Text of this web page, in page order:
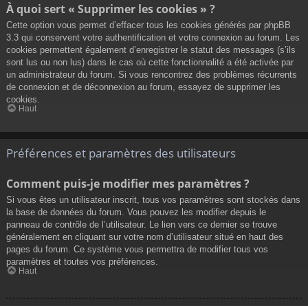
À quoi sert « Supprimer les cookies » ?
Cette option vous permet d’effacer tous les cookies générés par phpBB
3.3 qui conservent votre authentification et votre connexion au forum. Les
cookies permettent également d’enregistrer le statut des messages (s’ils
sont lus ou non lus) dans le cas où cette fonctionnalité a été activée par
un administrateur du forum. Si vous rencontrez des problèmes récurrents
de connexion et de déconnexion au forum, essayez de supprimer les
cookies.
Haut
Préférences et paramètres des utilisateurs
Comment puis-je modifier mes paramètres ?
Si vous êtes un utilisateur inscrit, tous vos paramètres sont stockés dans
la base de données du forum. Vous pouvez les modifier depuis le
panneau de contrôle de l’utilisateur. Le lien vers ce dernier se trouve
généralement en cliquant sur votre nom d’utilisateur situé en haut des
pages du forum. Ce système vous permettra de modifier tous vos
paramètres et toutes vos préférences.
Haut